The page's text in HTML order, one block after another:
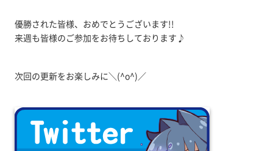
優勝された皆様、おめでとうございます!!
来週も皆様のご参加をお待ちしております♪
次回の更新をお楽しみに＼(^o^)／